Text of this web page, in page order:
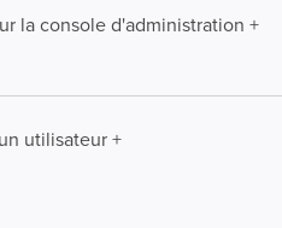
la console d'administration +
utilisateur +